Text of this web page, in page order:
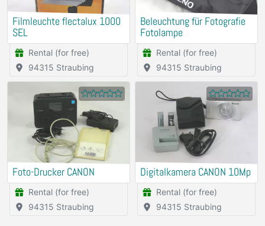
Filmleuchte flectalux 1000
SEL
Rental (for free)
94315 Straubing
Beleuchtung für Fotografie
Fotolampe
Rental (for free)
94315 Straubing
Foto-Drucker CANON
Rental (for free)
94315 Straubing
Digitalkamera CANON 10Mp
Rental (for free)
94315 Straubing